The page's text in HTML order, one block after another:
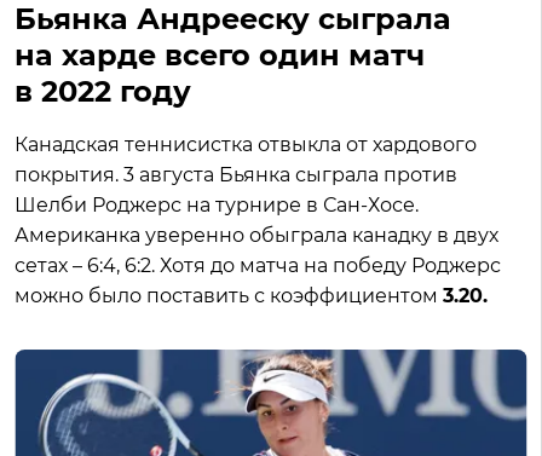
Бьянка Андрееску сыграла
на харде всего один матч
в 2022 году
Канадская теннисистка отвыкла от хардового
покрытия. 3 августа Бьянка сыграла против
Шелби Роджерс на турнире в Сан-Хосе.
Американка уверенно обыграла канадку в двух
сетах – 6:4, 6:2. Хотя до матча на победу Роджерс
можно было поставить с коэффициентом 3.20.